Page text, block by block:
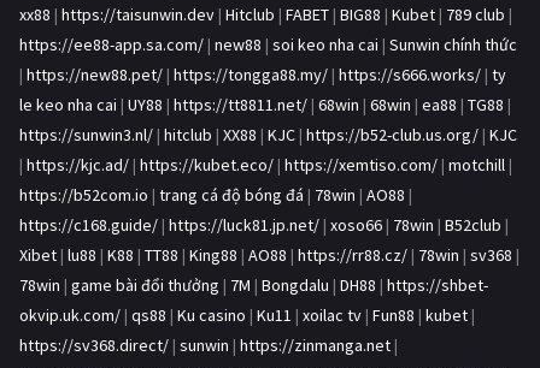
xx88 | https://taisunwin.dev | Hitclub | FABET | BIG88 | Kubet | 789 club |
https://ee88-app.sa.com/ | new88 | soi keo nha cai | Sunwin chính thức
| https://new88.pet/ | https://tongga88.my/ | https://s666.works/ | ty
le keo nha cai | UY88 | https://tt8811.net/ | 68win | 68win | ea88 | TG88 |
https://sunwin3.nl/ | hitclub | XX88 | KJC | https://b52-club.us.org/ | KJC
| https://kjc.ad/ | https://kubet.eco/ | https://xemtiso.com/ | motchill |
https://b52com.io | trang cá độ bóng đá | 78win | AO88 |
https://c168.guide/ | https://luck81.jp.net/ | xoso66 | 78win | B52club |
Xibet | lu88 | K88 | TT88 | King88 | AO88 | https://rr88.cz/ | 78win | sv368 |
78win | game bài đổi thưởng | 7M | Bongdalu | DH88 | https://shbet-
okvip.uk.com/ | qs88 | Ku casino | Ku11 | xoilac tv | Fun88 | kubet |
https://sv368.direct/ | sunwin | https://zinmanga.net |